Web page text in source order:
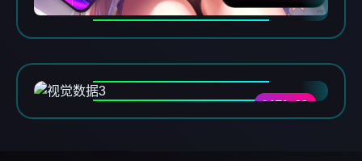
DATA-03